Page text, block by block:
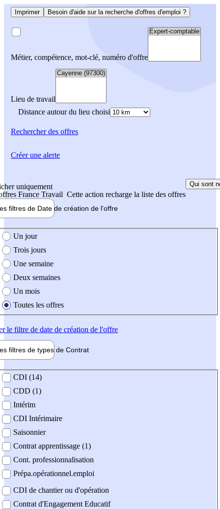
Imprimer Besoin d'aide sur la recherche d'offres d'emploi ?
Métier, compétence, mot-clé, numéro d'offre
Lieu de travail
Distance autour du lieu choisi
Rechercherdes offres
uniquement
France Travail Cette action recharge la liste des offres
Qui sont
filtres de Date de création de l'offre
création de l'offre
Un jour
Trois jours
Une semaine
Deux semaines
Un mois
Toutes les offres
le filtre de date de création de l'offre
filtres de types de Contrat
contrat
CDI (14)
CDD (1)
Intérim
CDI Intérimaire
Saisonnier
Contrat apprentissage (1)
Cont. professionnalisation
Prépa.opérationnel.emploi
CDI de chantier ou d'opération
Contrat d'Engagement Educatif
Créer une alerte